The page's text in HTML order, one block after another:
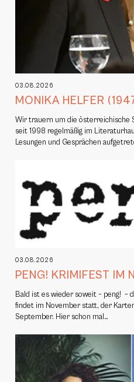
03.08.2026
MONIKA HELFER
Wir trauern um die österreichische
seit 1998 regelmäßig im
Lesungen und Gesprächen
03.08.2026
PENG! KRIMIFEST IM
Bald ist es wieder soweit – peng! –
findet im November statt, der
September. Hier schon mal…